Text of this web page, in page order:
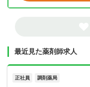
最近見た薬剤師求人
正社員 調剤薬局